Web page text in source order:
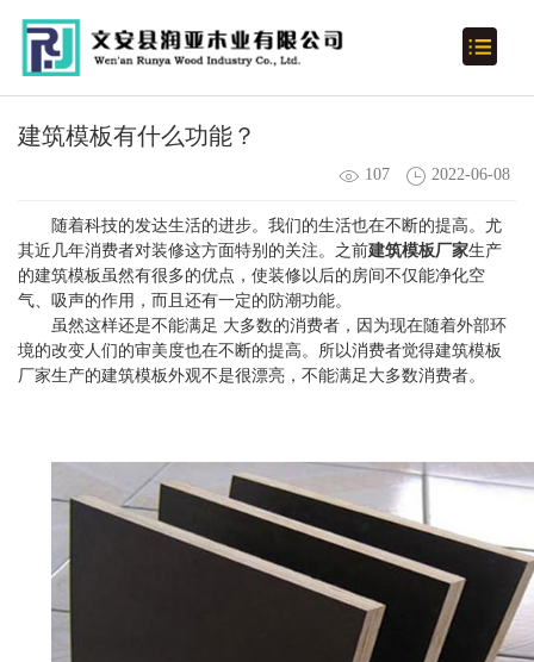
建筑模板有什么功能？
107 2022-06-08
随着科技的发达生活的进步。我们的生活也在不断的提高。尤
其近几年消费者对装修这方面特别的关注。之前建筑模板厂家生产
的建筑模板虽然有很多的优点，使装修以后的房间不仅能净化空
气、吸声的作用，而且还有一定的防潮功能。
虽然这样还是不能满足 大多数的消费者，因为现在随着外部环
境的改变人们的审美度也在不断的提高。所以消费者觉得建筑模板
厂家生产的建筑模板外观不是很漂亮，不能满足大多数消费者。